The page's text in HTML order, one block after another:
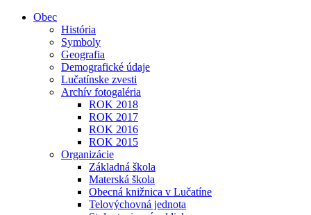
Obec
História
Symboly
Geografia
Demografické údaje
Lučatínske zvesti
Archív fotogaléria
ROK 2018
ROK 2017
ROK 2016
ROK 2015
Organizácie
Základná škola
Materská škola
Obecná knižnica v Lučatíne
Telovýchovná jednota